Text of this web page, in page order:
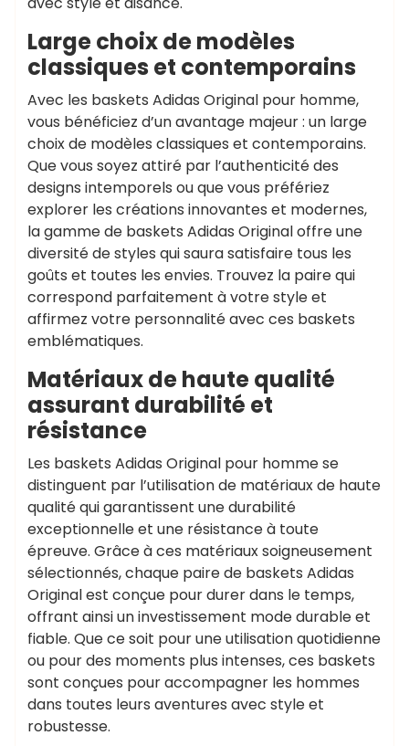
Large choix de modèles
classiques et contemporains
Avec les baskets Adidas Original pour homme,
vous bénéficiez d’un avantage majeur : un large
choix de modèles classiques et contemporains.
Que vous soyez attiré par l’authenticité des
designs intemporels ou que vous préfériez
explorer les créations innovantes et modernes,
la gamme de baskets Adidas Original offre une
diversité de styles qui saura satisfaire tous les
goûts et toutes les envies. Trouvez la paire qui
correspond parfaitement à votre style et
affirmez votre personnalité avec ces baskets
emblématiques.
Matériaux de haute qualité
assurant durabilité et
résistance
Les baskets Adidas Original pour homme se
distinguent par l’utilisation de matériaux de haute
qualité qui garantissent une durabilité
exceptionnelle et une résistance à toute
épreuve. Grâce à ces matériaux soigneusement
sélectionnés, chaque paire de baskets Adidas
Original est conçue pour durer dans le temps,
offrant ainsi un investissement mode durable et
fiable. Que ce soit pour une utilisation quotidienne
ou pour des moments plus intenses, ces baskets
sont conçues pour accompagner les hommes
dans toutes leurs aventures avec style et
robustesse.